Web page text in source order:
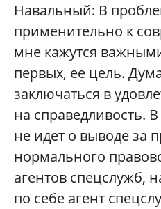
Навальный: В
применительно к
мне кажутся
первых, ее цель.
заключаться в
на справедливость.
не идет о выводе за
нормального
агентов спецслужб,
по себе агент